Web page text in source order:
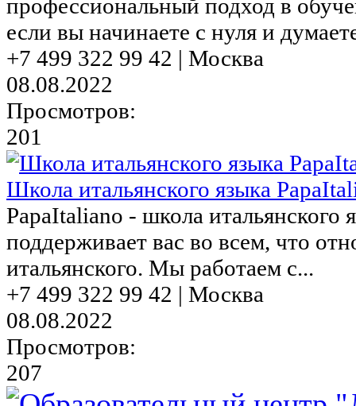
профессиональный подход в
если вы начинаете с нуля и
+7 499 322 99 42 | Москва
08.08.2022
Просмотров:
201
Школа итальянского языка
PapaItaliano - школа итальянского
поддерживает вас во всем, что
итальянского. Мы работаем с...
+7 499 322 99 42 | Москва
08.08.2022
Просмотров:
207